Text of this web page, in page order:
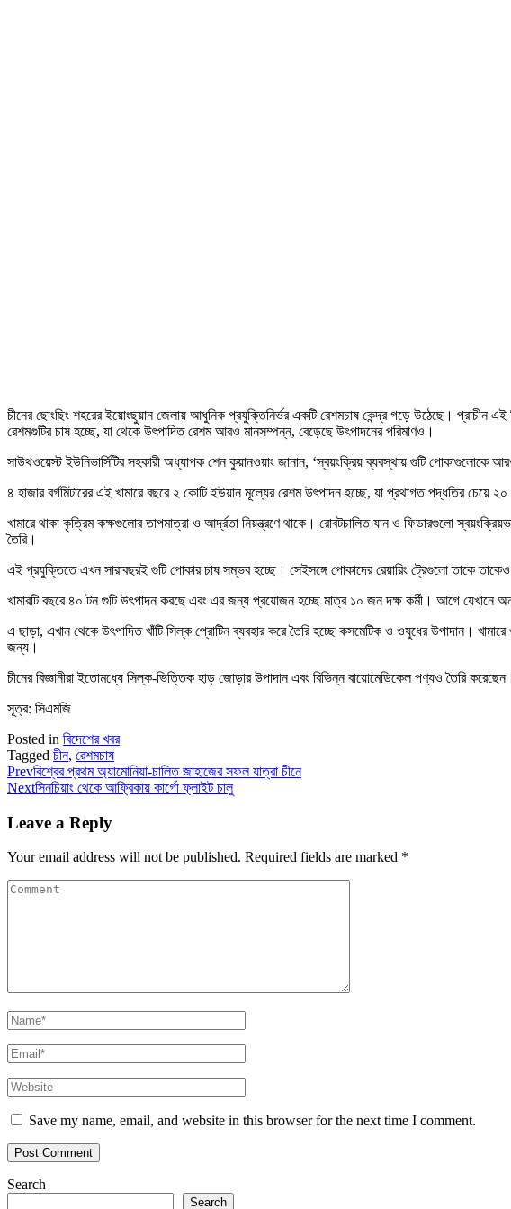
চীনের ছোংছিং শহরের ইয়োংছুয়ান জেলায় আধুনিক প্রযুক্তিনির্ভর একটি রেশমচাষ কেন্দ্র গড়ে উঠেছে। প্রাচীন
রেশমগুটির চাষ হচ্ছে, যা থেকে উৎপাদিত রেশম আরও মানসম্পন্ন, বেড়েছে উৎপাদনের পরিমাণও।
সাউথওয়েস্ট ইউনিভার্সিটির সহকারী অধ্যাপক শেন কুয়ানওয়াং জানান, ‘স্বয়ংক্রিয় ব্যবস্থায় গুটি পোকাগুলোকে
৪ হাজার বর্গমিটারের এই খামারে বছরে ২ কোটি ইউয়ান মূল্যের রেশম উৎপাদন হচ্ছে, যা প্রথাগত পদ্ধতির চেয়ে
খামারে থাকা কৃত্রিম কক্ষগুলোর তাপমাত্রা ও আর্দ্রতা নিয়ন্ত্রণে থাকে। রোবটচালিত যান ও ফিডারগুলো
তৈরি।
এই প্রযুক্তিতে এখন সারাবছরই গুটি পোকার চাষ সম্ভব হচ্ছে। সেইসঙ্গে পোকাদের রেয়ারিং ট্রেগুলো তাকে
খামারটি বছরে ৪০ টন গুটি উৎপাদন করছে এবং এর জন্য প্রয়োজন হচ্ছে মাত্র ১০ জন দক্ষ কর্মী। আগে
এ ছাড়া, এখান থেকে উৎপাদিত খাঁটি সিল্ক প্রোটিন ব্যবহার করে তৈরি হচ্ছে কসমেটিক ও ওষুধের উপাদান।
জন্য।
চীনের বিজ্ঞানীরা ইতোমধ্যে সিল্ক-ভিত্তিক হাড় জোড়ার উপাদান এবং বিভিন্ন বায়োমেডিকেল পণ্যও তৈরি
সূত্র: সিএমজি
Posted in বিদেশের খবর
Tagged চীন, রেশমচাষ
Prevবিশ্বের প্রথম অ্যামোনিয়া-চালিত জাহাজের সফল যাত্রা চীনে
Nextসিনচিয়াং থেকে আফ্রিকায় কার্গো ফ্লাইট চালু
Leave a Reply
Your email address will not be published. Required fields are marked *
Save my name, email, and website in this browser for the next time I comment.
Search
Search